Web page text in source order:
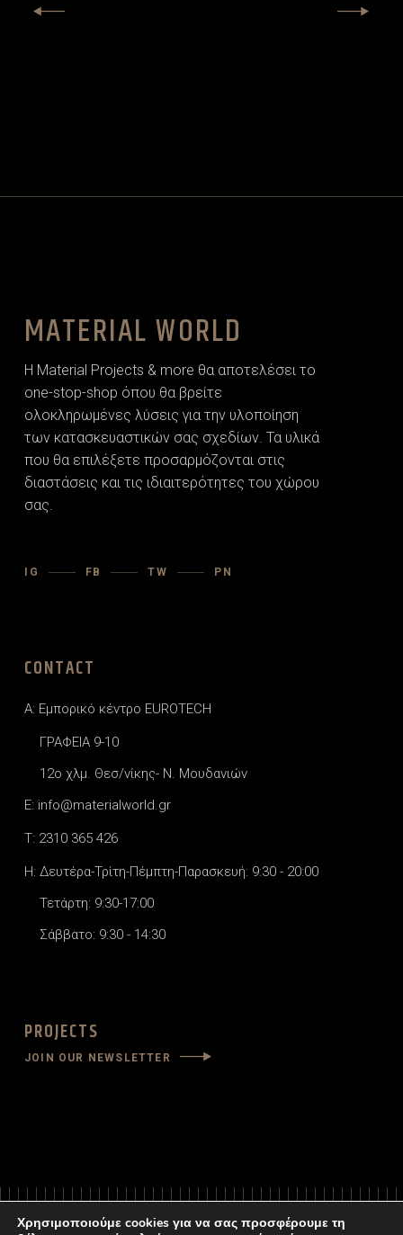
MATERIAL WORLD
Η Material Projects & more θα αποτελέσει το
one-stop-shop όπου θα βρείτε
ολοκληρωμένες λύσεις για την υλοποίηση
των κατασκευαστικών σας σχεδίων. Τα υλικά
που θα επιλέξετε προσαρµόζονται στις
διαστάσεις και τις ιδιαιτερότητες του χώρου
σας.
IG FB TW PN
CONTACT
A: Εμπορικό κέντρο EUROTECH
ΓΡΑΦΕΙΑ 9-10
12o χλμ. Θεσ/νίκης- Ν. Μουδανιών
E: info@materialworld.gr
T: 2310 365 426
H: Δευτέρα-Τρίτη-Πέμπτη-Παρασκευή: 9:30 - 20:00
Τετάρτη: 9:30-17:00
Σάββατο: 9:30 - 14:30
PROJECTS
JOIN OUR NEWSLETTER
Χρησιμοποιούμε cookies για να σας προσφέρουμε τη